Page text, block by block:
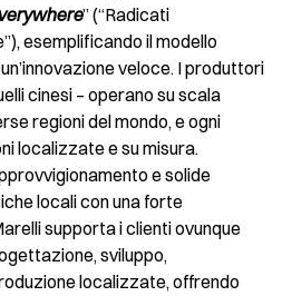
” (“Radicati
esemplificando il modello
veloce. I produttori
cinesi – operano su scala
regioni del mondo, e ogni
localizzate e su misura.
e solide
locali con una forte
supporta i clienti ovunque
sviluppo,
localizzate, offrendo